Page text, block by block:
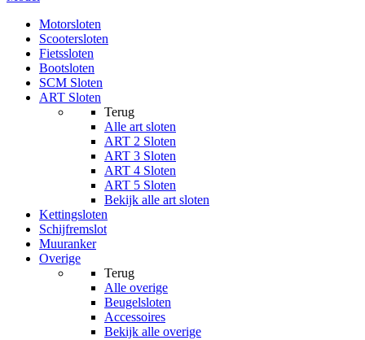
Motorsloten
Scootersloten
Fietssloten
Bootsloten
SCM Sloten
ART Sloten
Terug
Alle art sloten
ART 2 Sloten
ART 3 Sloten
ART 4 Sloten
ART 5 Sloten
Bekijk alle art sloten
Kettingsloten
Schijfremslot
Muuranker
Overige
Terug
Alle overige
Beugelsloten
Accessoires
Bekijk alle overige